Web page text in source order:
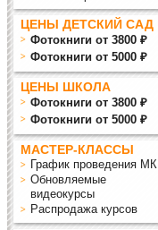
ЦЕНЫ ДЕТСКИЙ САД
Фотокниги от 3800 ₽
Фотокниги от 5000 ₽
ЦЕНЫ ШКОЛА
Фотокниги от 3800 ₽
Фотокниги от 5000 ₽
МАСТЕР-КЛАССЫ
График проведения МК
Обновляемые
видеокурсы
Распродажа курсов